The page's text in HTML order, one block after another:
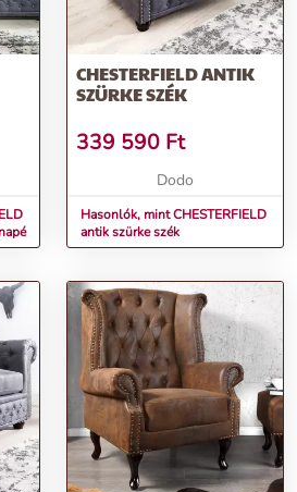
CHESTERFIELD ANTIK
SZÜRKE SZÉK
339 590 Ft
Dodo
Hasonlók, mint CHESTERFIELD
antik szürke szék